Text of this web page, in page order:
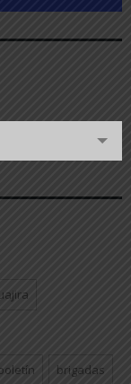
brigadas